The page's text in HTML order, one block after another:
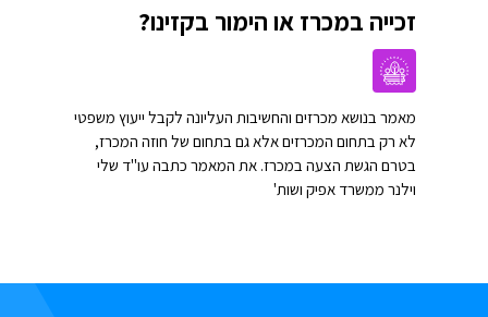
זכייה במכרז או הימור בקזינו?
מאמר בנושא מכרזים והחשיבות העליונה לקבל ייעוץ משפטי
לא רק בתחום המכרזים אלא גם בתחום של חוזה המכרז,
בטרם הגשת הצעה במכרז. את המאמר כתבה עו"ד שלי
וילנר ממשרד אפיק ושות'